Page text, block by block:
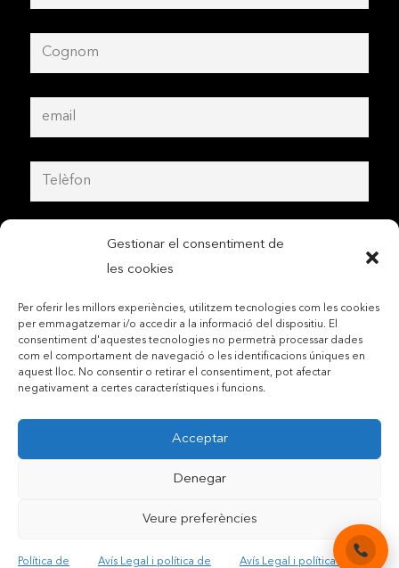
Gestionar el consentiment de
les cookies
Per oferir les millors experiències, utilitzem tecnologies com les cookies
per emmagatzemar i/o accedir a la informació del dispositiu. El
consentiment d'aquestes tecnologies no permetrà processar dades
com el comportament de navegació o les identificacions úniques en
aquest lloc. No consentir o retirar el consentiment, pot afectar
negativament a certes característiques i funcions.
Acceptar
Denegar
Veure preferències
Política de Avís Legal i política de Avís Legal i política de